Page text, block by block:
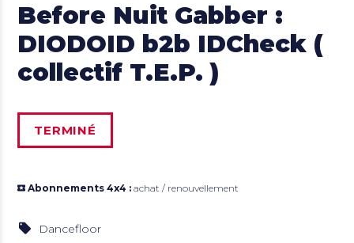
Before Nuit Gabber :
DIODOID b2b IDCheck (
collectif T.E.P. )
TERMINÉ
Abonnements 4x4 : achat / renouvellement
Dancefloor